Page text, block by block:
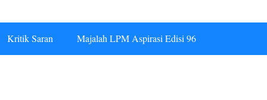
Kritik Saran Majalah LPM Aspirasi Edisi 96